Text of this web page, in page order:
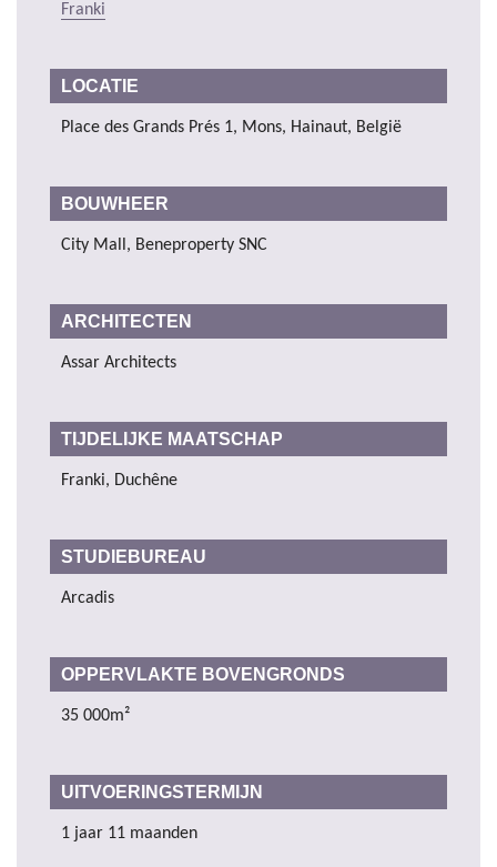
Franki
LOCATIE
Place des Grands Prés 1, Mons, Hainaut, België
BOUWHEER
City Mall, Beneproperty SNC
ARCHITECTEN
Assar Architects
TIJDELIJKE MAATSCHAP
Franki, Duchêne
STUDIEBUREAU
Arcadis
OPPERVLAKTE BOVENGRONDS
35 000m²
UITVOERINGSTERMIJN
1 jaar 11 maanden